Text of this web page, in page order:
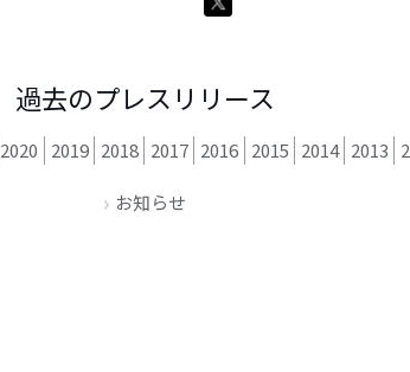
過去のプレスリリース
2020 2019 2018 2017 2016 2015 2014 2013
お知らせ